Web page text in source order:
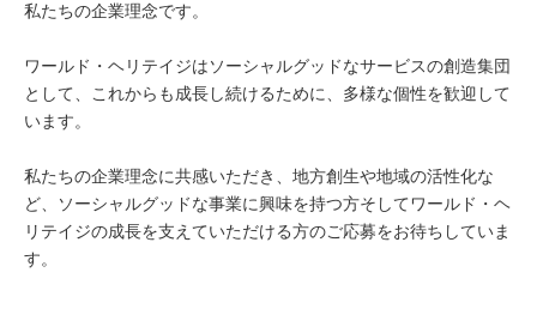
私たちの企業理念です。
ワールド・ヘリテイジはソーシャルグッドなサービスの創造集団
として、これからも成長し続けるために、多様な個性を歓迎して
います。
私たちの企業理念に共感いただき、 地方創生や地域の活性化な
ど、ソーシャルグッドな事業に興味を持つ方そしてワールド・ヘ
リテイジの成長を支えていただける方のご応募をお待ちしていま
す。